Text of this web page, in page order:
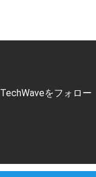
TechWaveをフォロー